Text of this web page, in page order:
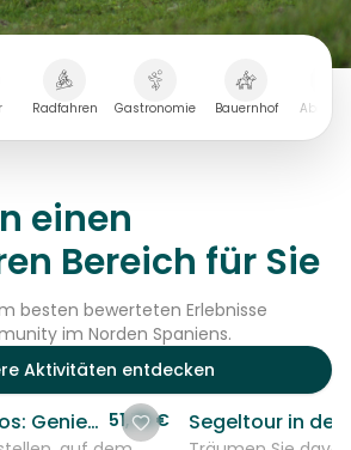
Radfahren Gastronomie Bauernhof
einen
Bereich für Sie
besten bewerteten Erlebnisse
im Norden Spaniens.
Aktivitäten entdecken
Reiten nach Aloños: Genießen Sie die Natur in Kantabrien 51,75 €